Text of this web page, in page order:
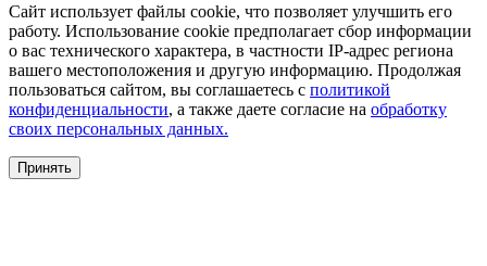
Сайт использует файлы cookie, что позволяет улучшить его
работу. Использование cookie предполагает сбор информации
о вас технического характера, в частности IP-адрес региона
вашего местоположения и другую информацию. Продолжая
пользоваться сайтом, вы соглашаетесь с политикой
конфиденциальности, а также даете согласие на обработку
своих персональных данных.
Принять